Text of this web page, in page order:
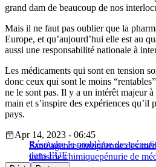
grand dam de beaucoup de nos
Mais il ne faut pas oublier que la
Europe, et qu’aujourd’hui elle est au
aussi une responsabilité nationale à
Les médicaments qui sont en tension
donc ceux qui sont le moins
ne le sont pas. Il y a un intérêt majeur
main et s’inspire des expériences qu’il
pays.
Résoudre le problème des
dans l’UE
Apr 14, 2023 - 06:45
Santéagence européenne des
industrie chimiquepénurie de